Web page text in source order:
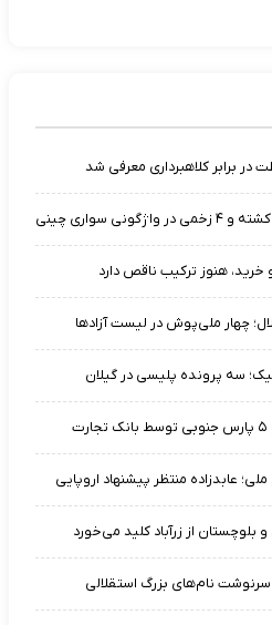
سواری چینی
چهار ملی‌پوش در لیست آزادها
عابدزاده منتظر پیشنهاد اروپایی
بلوچستان از زرآباد کلید می‌خورد
سرنوشت نام‌های بزرگ استقلالی